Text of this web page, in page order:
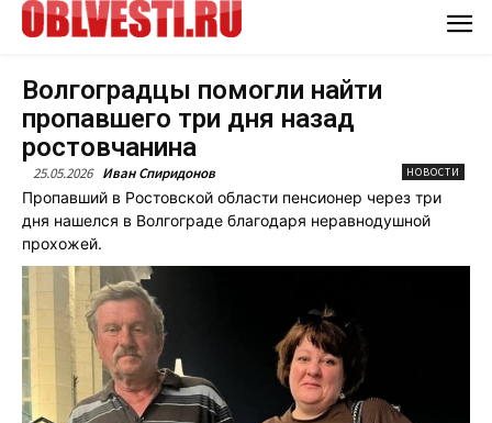
Волгоградцы помогли найти
пропавшего три дня назад
ростовчанина
25.05.2026 Иван Спиридонов НОВОСТИ
Пропавший в Ростовской области пенсионер через три
дня нашелся в Волгограде благодаря неравнодушной
прохожей.